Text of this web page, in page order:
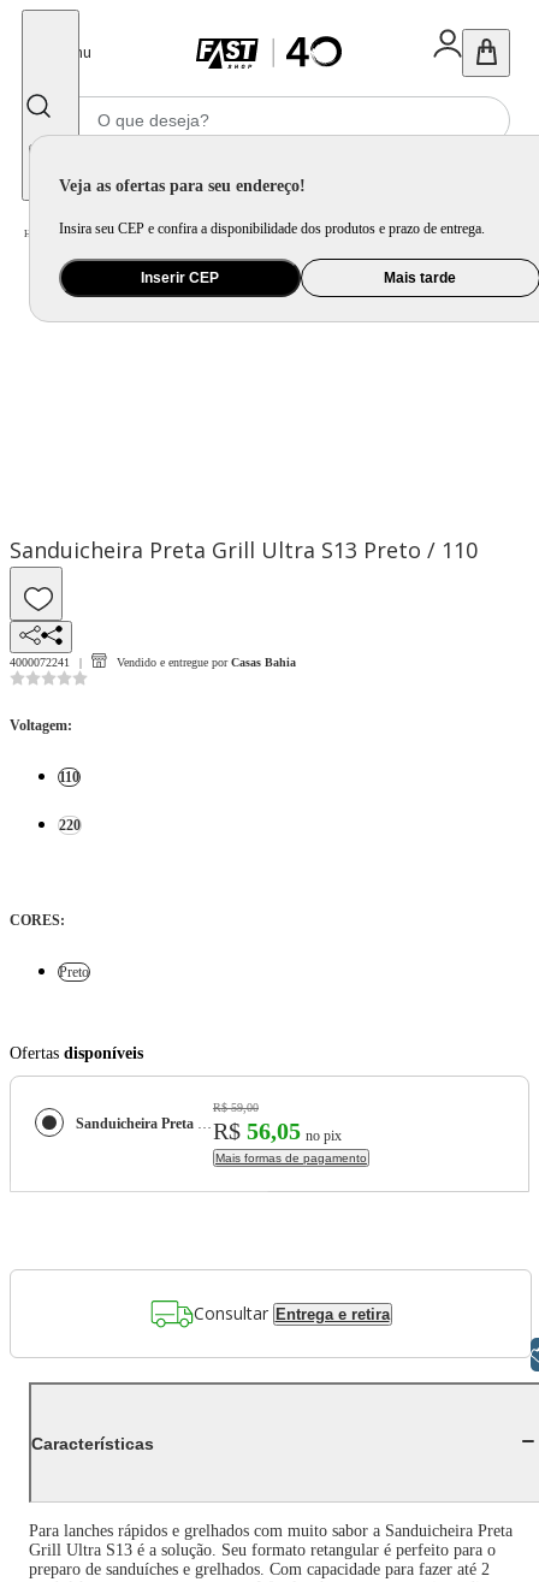
Menu
Veja as ofertas para seu endereço!
Insira seu CEP e confira a disponibilidade dos produtos e prazo de entrega.
Inserir CEP Mais tarde
Home Eletroportátil / Preparo de Alimento / Sanduicheira / Sanduicheira Preta Grill Ultra S13
Sanduicheira Preta Grill Ultra S13 Preto / 110
4000072241 Vendido e entregue por Casas Bahia
Voltagem:
110
220
CORES:
Preto
Ofertas disponíveis
Sanduicheira Preta Grill Ultra S13
R$ 59,00
R$ 56,05 no pix
Mais formas de pagamento
Consultar Entrega e retira
Características
Para lanches rápidos e grelhados com muito sabor a Sanduicheira Preta
Grill Ultra S13 é a solução. Seu formato retangular é perfeito para o
preparo de sanduíches e grelhados. Com capacidade para fazer até 2
Libras